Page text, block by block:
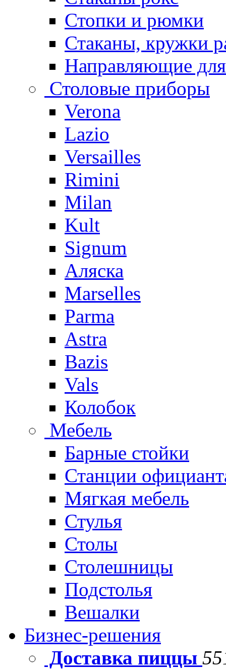
Стопки и рюмки
Стаканы, кружки
Направляющие
Столовые приборы
Verona
Lazio
Versailles
Rimini
Milan
Kult
Signum
Аляска
Marselles
Parma
Astra
Bazis
Vals
Колобок
Мебель
Барные стойки
Станции
Мягкая мебель
Стулья
Столы
Столешницы
Подстолья
Вешалки
Бизнес-решения
Доставка пиццы